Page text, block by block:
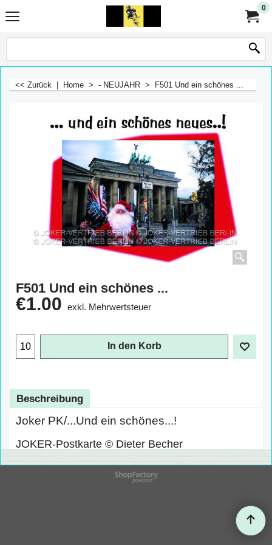
0
<< Zurück Home > - NEUJAHR > F501 Und ein schönes ...
F501 Und ein schönes ...
€1.00 exkl. Mehrwertsteuer
In den Korb
Beschreibung
Joker PK/...Und ein schönes...!
JOKER-Postkarte © Dieter Becher
WebShop erstellt mit
ShopFactory Shop